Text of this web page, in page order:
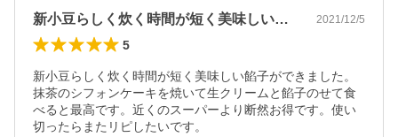
新小豆らしく炊く時間が短く美味しい餡子… 2021/12/5
5
新小豆らしく炊く時間が短く美味しい餡子ができました。
抹茶のシフォンケーキを焼いて生クリームと餡子のせて食
べると最高です。近くのスーパーより断然お得です。使い
切ったらまたリピしたいです。